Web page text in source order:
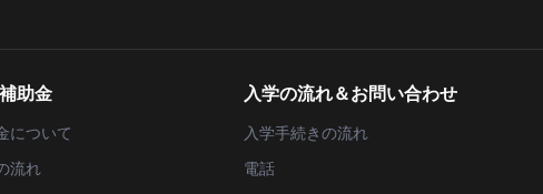
助金
について
流れ
入学の流れ＆お問い合わせ
入学手続きの流れ
電話